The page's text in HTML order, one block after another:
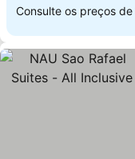
Consulte os preços de